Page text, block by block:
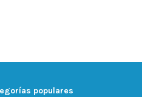
populares